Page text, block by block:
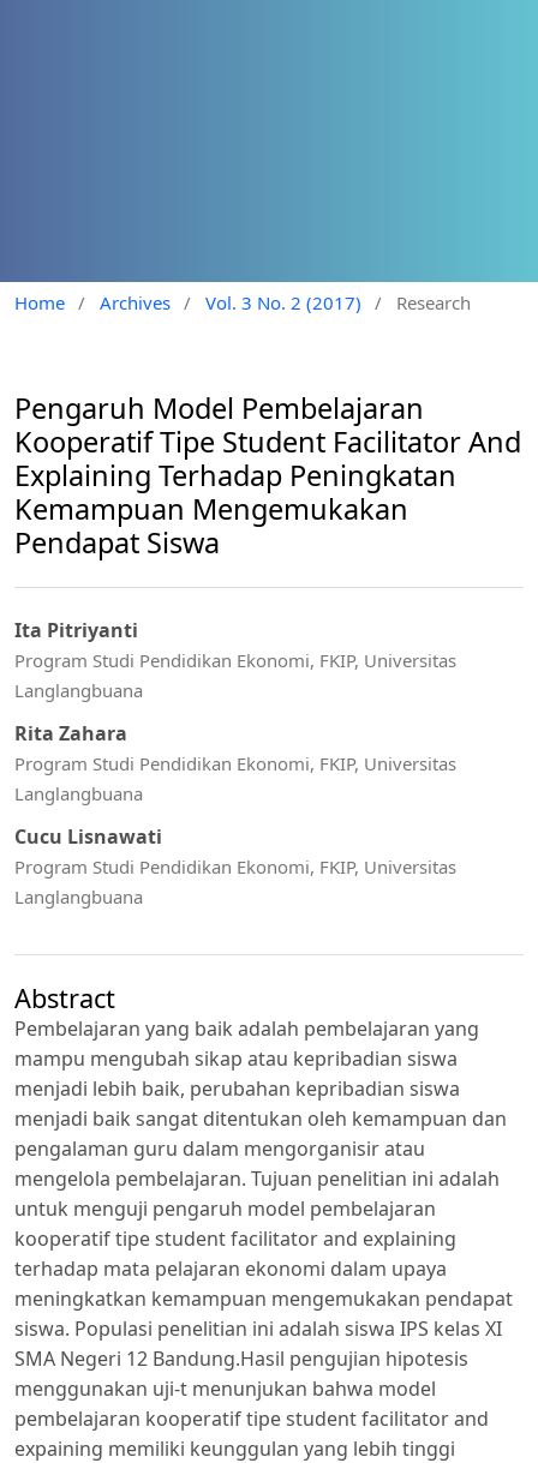
Home / Archives / Vol. 3 No. 2 (2017) / Research
Pengaruh Model Pembelajaran
Kooperatif Tipe Student Facilitator And
Explaining Terhadap Peningkatan
Kemampuan Mengemukakan
Pendapat Siswa
Ita Pitriyanti
Program Studi Pendidikan Ekonomi, FKIP, Universitas
Langlangbuana
Rita Zahara
Program Studi Pendidikan Ekonomi, FKIP, Universitas
Langlangbuana
Cucu Lisnawati
Program Studi Pendidikan Ekonomi, FKIP, Universitas
Langlangbuana
Abstract
Pembelajaran yang baik adalah pembelajaran yang
mampu mengubah sikap atau kepribadian siswa
menjadi lebih baik, perubahan kepribadian siswa
menjadi baik sangat ditentukan oleh kemampuan dan
pengalaman guru dalam mengorganisir atau
mengelola pembelajaran. Tujuan penelitian ini adalah
untuk menguji pengaruh model pembelajaran
kooperatif tipe student facilitator and explaining
terhadap mata pelajaran ekonomi dalam upaya
meningkatkan kemampuan mengemukakan pendapat
siswa. Populasi penelitian ini adalah siswa IPS kelas XI
SMA Negeri 12 Bandung.Hasil pengujian hipotesis
menggunakan uji-t menunjukan bahwa model
pembelajaran kooperatif tipe student facilitator and
expaining memiliki keunggulan yang lebih tinggi